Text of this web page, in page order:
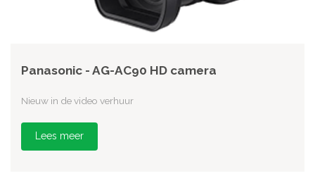
Panasonic - AG-AC90 HD camera
Nieuw in de video verhuur
Lees meer